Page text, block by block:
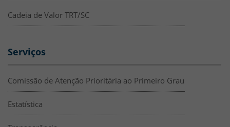
Cadeia de Valor TRT/SC
Serviços
Comissão de Atenção Prioritária ao Primeiro Grau
Estatística